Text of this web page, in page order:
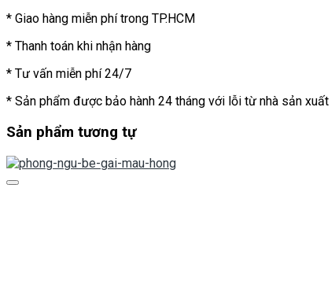
* Giao hàng miễn phí trong TP.HCM
* Thanh toán khi nhận hàng
* Tư vấn miễn phí 24/7
* Sản phẩm được bảo hành 24 tháng với lỗi từ nhà sản xuất
Sản phẩm tương tự